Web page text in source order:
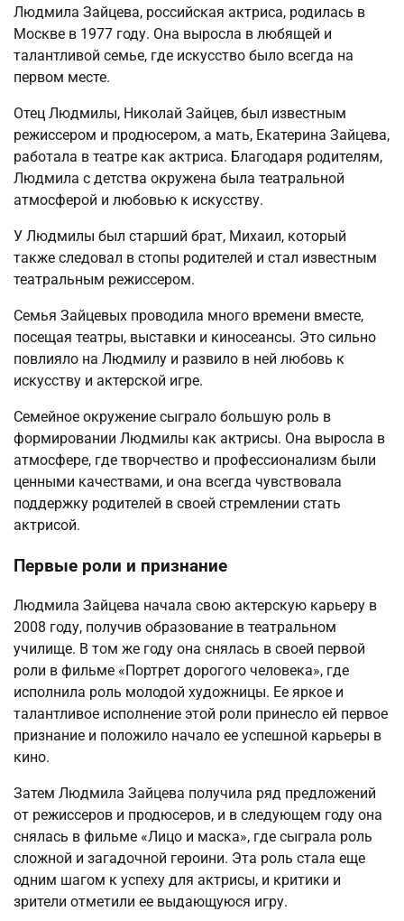
Людмила Зайцева, российская актриса, родилась в
Москве в 1977 году. Она выросла в любящей и
талантливой семье, где искусство было всегда на
первом месте.
Отец Людмилы, Николай Зайцев, был известным
режиссером и продюсером, а мать, Екатерина Зайцева,
работала в театре как актриса. Благодаря родителям,
Людмила с детства окружена была театральной
атмосферой и любовью к искусству.
У Людмилы был старший брат, Михаил, который
также следовал в стопы родителей и стал известным
театральным режиссером.
Семья Зайцевых проводила много времени вместе,
посещая театры, выставки и киносеансы. Это сильно
повлияло на Людмилу и развило в ней любовь к
искусству и актерской игре.
Семейное окружение сыграло большую роль в
формировании Людмилы как актрисы. Она выросла в
атмосфере, где творчество и профессионализм были
ценными качествами, и она всегда чувствовала
поддержку родителей в своей стремлении стать
актрисой.
Первые роли и признание
Людмила Зайцева начала свою актерскую карьеру в
2008 году, получив образование в театральном
училище. В том же году она снялась в своей первой
роли в фильме «Портрет дорогого человека», где
исполнила роль молодой художницы. Ее яркое и
талантливое исполнение этой роли принесло ей первое
признание и положило начало ее успешной карьеры в
кино.
Затем Людмила Зайцева получила ряд предложений
от режиссеров и продюсеров, и в следующем году она
снялась в фильме «Лицо и маска», где сыграла роль
сложной и загадочной героини. Эта роль стала еще
одним шагом к успеху для актрисы, и критики и
зрители отметили ее выдающуюся игру.